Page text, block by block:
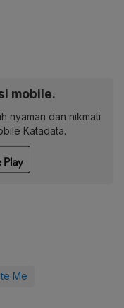
mobile.
nyaman dan nikmati
Katadata.
Me